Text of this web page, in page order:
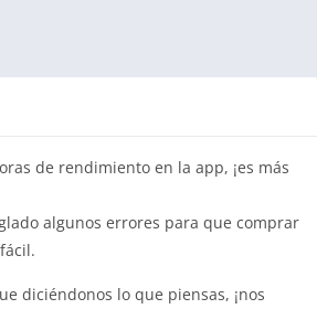
de rendimiento en la app, ¡es más
algunos errores para que comprar
diciéndonos lo que piensas, ¡nos